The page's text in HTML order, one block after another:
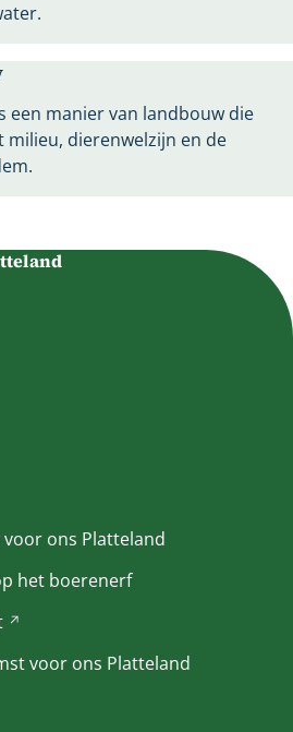
een manier van landbouw die
dierenwelzijn en de
ons Platteland
het boerenerf
een
voor ons Platteland